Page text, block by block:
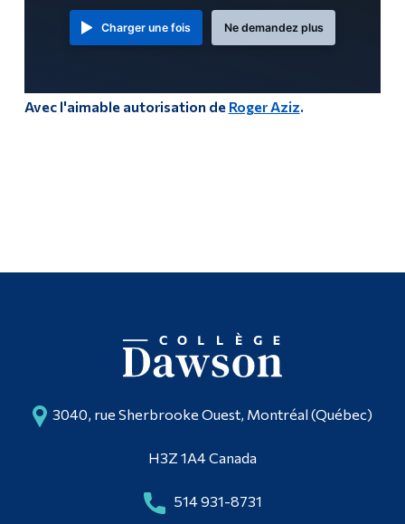
Charger une fois Ne demandez plus
Avec l'aimable autorisation de Roger Aziz.
3040, rue Sherbrooke Ouest, Montréal (Québec)
H3Z 1A4 Canada
514 931-8731